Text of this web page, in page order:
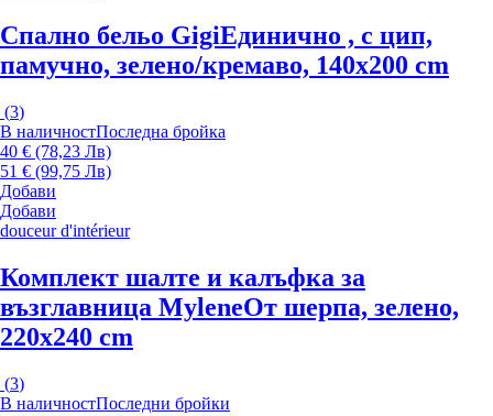
Спално бельо GigiЕдинично , с цип,
памучно, зелено/кремаво, 140x200 cm
(3)
В наличностПоследна бройка
40 € (78,23 Лв)
51 € (99,75 Лв)
Добави
Добави
douceur d'intérieur
Комплект шалте и калъфка за
възглавница MyleneОт шерпа, зелено,
220x240 cm
(3)
В наличностПоследни бройки